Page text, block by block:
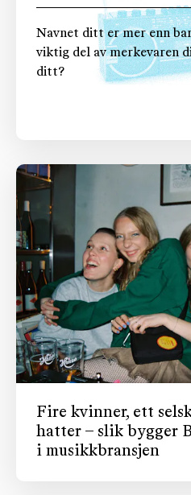
Navnet ditt er mer enn
viktig del av merkevaren
ditt?
Fire kvinner, ett
hatter – slik bygger
i musikkbransjen